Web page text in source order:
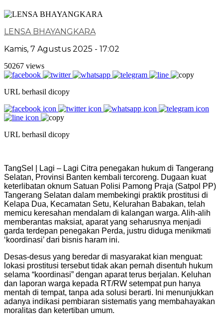
LENSA BHAYANGKARA
Kamis, 7 Agustus 2025 - 17:02
50267 views
URL berhasil dicopy
URL berhasil dicopy
​TangSel | Lagi – Lagi Citra penegakan hukum di Tangerang
Selatan, Provinsi Banten kembali tercoreng. Dugaan kuat
keterlibatan oknum Satuan Polisi Pamong Praja (Satpol PP)
Tangerang Selatan dalam membekingi praktik prostitusi di
Kelapa Dua, Kecamatan Setu, Kelurahan Babakan, telah
memicu keresahan mendalam di kalangan warga. Alih-alih
memberantas maksiat, aparat yang seharusnya menjadi
garda terdepan penegakan Perda, justru diduga menikmati
‘koordinasi’ dari bisnis haram ini.
​Desas-desus yang beredar di masyarakat kian menguat:
lokasi prostitusi tersebut tidak akan pernah disentuh hukum
selama “koordinasi” dengan aparat terus berjalan. Keluhan
dan laporan warga kepada RT/RW setempat pun hanya
mentah di tempat, tanpa ada solusi berarti. Ini menunjukkan
adanya indikasi pembiaran sistematis yang membahayakan
moralitas dan ketertiban umum.